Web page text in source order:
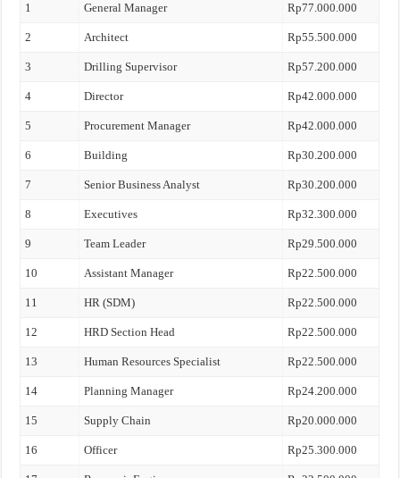
1 General Manager Rp77.000.000
2 Architect Rp55.500.000
3 Drilling Supervisor Rp57.200.000
4 Director Rp42.000.000
5 Procurement Manager Rp42.000.000
6 Building Rp30.200.000
7 Senior Business Analyst Rp30.200.000
8 Executives Rp32.300.000
9 Team Leader Rp29.500.000
10 Assistant Manager Rp22.500.000
11 HR (SDM) Rp22.500.000
12 HRD Section Head Rp22.500.000
13 Human Resources Specialist Rp22.500.000
14 Planning Manager Rp24.200.000
15 Supply Chain Rp20.000.000
16 Officer Rp25.300.000